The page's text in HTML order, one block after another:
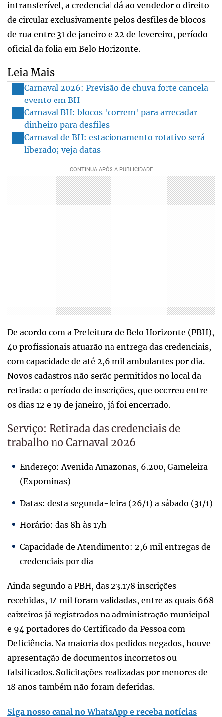
intransferível, a credencial dá ao vendedor o direito
de circular exclusivamente pelos desfiles de blocos
de rua entre 31 de janeiro e 22 de fevereiro, período
oficial da folia em Belo Horizonte.
Leia Mais
Carnaval 2026: Previsão de chuva forte cancela
evento em BH
Carnaval BH: blocos 'correm' para arrecadar
dinheiro para desfiles
Carnaval de BH: estacionamento rotativo será
liberado; veja datas
De acordo com a Prefeitura de Belo Horizonte (PBH),
40 profissionais atuarão na entrega das credenciais,
com capacidade de até 2,6 mil ambulantes por dia.
Novos cadastros não serão permitidos no local da
retirada: o período de inscrições, que ocorreu entre
os dias 12 e 19 de janeiro, já foi encerrado.
Serviço: Retirada das credenciais de
trabalho no Carnaval 2026
Endereço: Avenida Amazonas, 6.200, Gameleira
(Expominas)
Datas: desta segunda-feira (26/1) a sábado (31/1)
Horário: das 8h às 17h
Capacidade de Atendimento: 2,6 mil entregas de
credenciais por dia
Ainda segundo a PBH, das 23.178 inscrições
recebidas, 14 mil foram validadas, entre as quais 668
caixeiros já registrados na administração municipal
e 94 portadores do Certificado da Pessoa com
Deficiência. Na maioria dos pedidos negados, houve
apresentação de documentos incorretos ou
falsificados. Solicitações realizadas por menores de
18 anos também não foram deferidas.
Siga nosso canal no WhatsApp e receba notícias